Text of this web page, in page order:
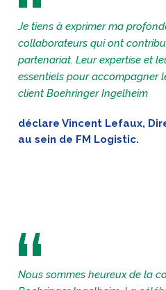
Je tiens à exprimer ma
collaborateurs qui ont
partenariat. Leur expertise et
essentiels pour accompagner
client Boehringer Ingelheim
déclare Vincent Lefaux,
au sein de FM Logistic.
Nous sommes heureux de la